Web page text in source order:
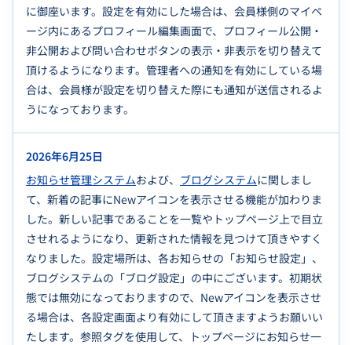
に御座います。設定を有効にした場合は、会員様側のマイペ
ージ内にあるプロフィール編集画面で、プロフィール公開・
非公開および問い合わせボタンの表示・非表示を切り替えて
頂けるようになります。管理者への通知を有効にしている場
合は、会員様が設定を切り替えた際にも通知が送信されるよ
うになっております。
2026年6月25日
お知らせ管理システムおよび、 ブログシステムに関しまし
て、新着の記事にNewアイコンを表示させる機能が加わりま
した。新しい記事であることを一覧やトップページ上で目立
させれるようになり、更新された情報を見つけて頂きやすく
なりました。設定場所は、各お知らせの「お知らせ設定」、
ブログシステムの「ブログ設定」の中にございます。初期状
態では無効になっておりますので、Newアイコンを表示させ
る場合は、各設定画面より有効にして頂きますようお願いい
たします。参照タグを使用して、トップページにお知らせ一